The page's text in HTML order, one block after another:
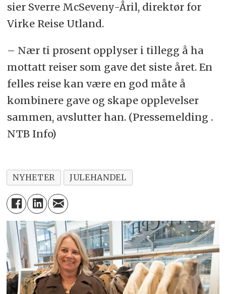
sier Sverre McSeveny-Åril, direktør for
Virke Reise Utland.
– Nær ti prosent opplyser i tillegg å ha
mottatt reiser som gave det siste året. En
felles reise kan være en god måte å
kombinere gave og skape opplevelser
sammen, avslutter han. (Pressemelding .
NTB Info)
NYHETER JULEHANDEL